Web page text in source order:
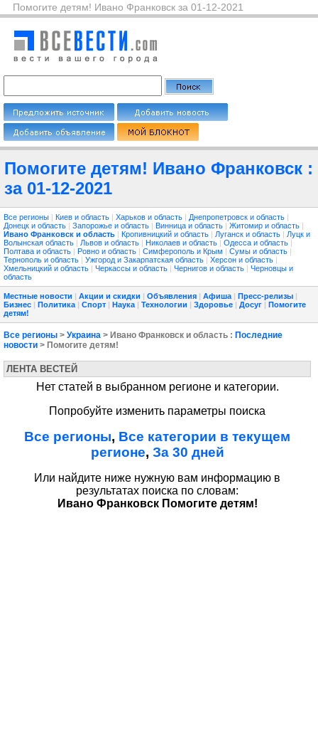
Помогите детям! Ивано Франковск за 01-12-2021
Помогите детям! Ивано Франковск :
за 01-12-2021
Все регионы | Киев и область | Харьков и область | Днепропетровск и область |
Донецк и область | Запорожье и область | Винница и область | Житомир и область |
Ивано Франковск и область | Кропивницкий и область | Луганск и область | Луцк и
Волынская область | Львов и область | Николаев и область | Одесса и область |
Полтава и область | Ровно и область | Симферополь и Крым | Сумы и область |
Тернополь и область | Ужгород и Закарпатская область | Херсон и область |
Хмельницкий и область | Черкассы и область | Чернигов и область | Черновцы и
область
Местные новости | Акции и скидки | Объявления | Афиша | Пресс-релизы |
Бизнес | Политика | Спорт | Наука | Технологии | Здоровье | Досуг | Помогите
детям!
Все регионы > Украина > Ивано Франковск и область : Последние
новости > Помогите детям!
ЛЕНТА ВЕСТЕЙ
Нет статей в выбранном регионе и категории.
Попробуйте изменить параметры поиска
Все регионы, Все категории в текущем
регионе, За 30 дней
Или найдите ниже нужную вам информацию в
результатах поиска по словам:
Ивано Франковск Помогите детям!